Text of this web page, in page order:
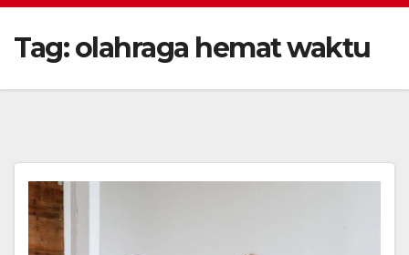
Tag:olahraga hemat waktu